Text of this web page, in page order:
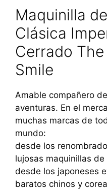
Maquinilla
Clásica
Cerrado
Smile
Amable compañero
aventuras. En el
muchas marcas de
mundo:
desde los
lujosas maquinillas
desde los japoneses
baratos chinos y